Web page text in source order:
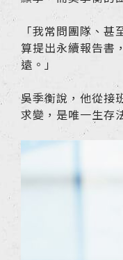
「我常問團隊、
算提出永續報告書
遠。」
吳季衡說，他從接
求變，是唯一生存